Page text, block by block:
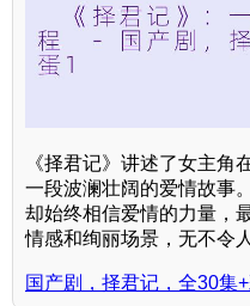
《择君记》讲述了女主角
一段波澜壮阔的爱情故事
却始终相信爱情的力量，
情感和绚丽场景，无不令
国产剧，择君记，全30集